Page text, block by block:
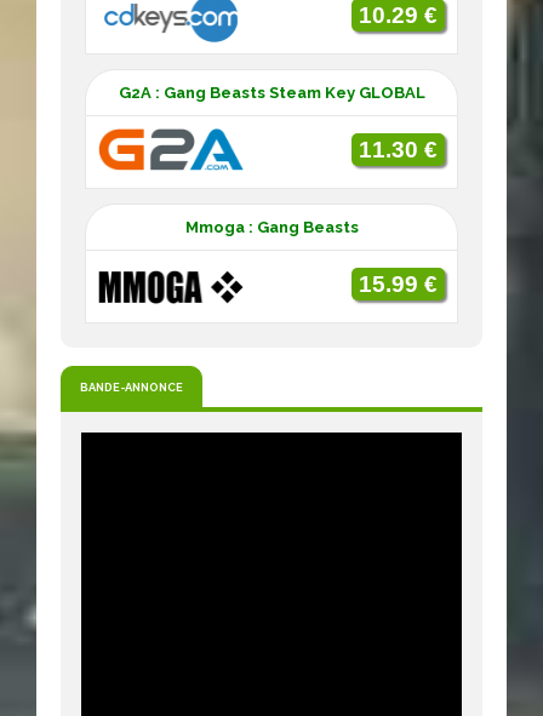
10.29 €
G2A : Gang Beasts Steam Key GLOBAL
11.30 €
Mmoga : Gang Beasts
15.99 €
BANDE-ANNONCE